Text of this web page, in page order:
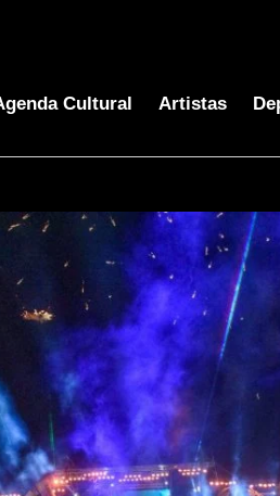
Cultural Artistas